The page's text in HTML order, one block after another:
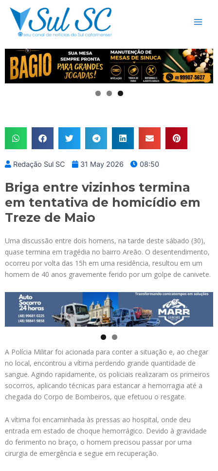
Skip
content
Redação Sul SC 31 May 2026 08:50
Briga entre vizinhos termina
em tentativa de homicídio em
Treze de Maio
Uma discussão entre dois homens, na tarde deste sábado (30),
quase termina em tragédia no bairro Areão. O desentendimento,
ocorreu por volta das 15h em uma residência, resultou em um
homem de 40 anos gravemente ferido por um golpe de canivete.
A Polícia Militar foi acionada para conter a situação e, ao chegar
no local, encontrou a vítima perdendo grande quantidade de
sangue. Agindo rapidamente, os policiais realizaram os primeiros
socorros, aplicando técnicas para estancar a hemorragia até a
chegada do Corpo de Bombeiros, que efetuou o resgate.
A vítima foi encaminhada às pressas ao hospital, onde deu
entrada em estado de choque hemorrágico. Devido à gravidade
do ferimento no braço, o homem precisou passar por uma
cirurgia de emergência e segue em recuperação.